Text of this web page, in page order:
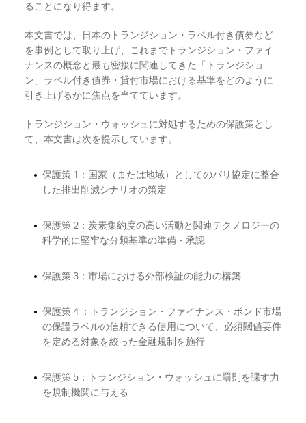
ることになり得ます。
本文書では、日本のトランジション・ラベル付き債券など
を事例として取り上げ、これまでトランジション・ファイ
ナンスの概念と最も密接に関連してきた「トランジショ
ン」ラベル付き債券・貸付市場における基準をどのように
引き上げるかに焦点を当てています。
トランジション・ウォッシュに対処するための保護策とし
て、本文書は次を提示しています。
保護策 1
：国家（または地域）としてのパリ協定に整合
した排出削減シナリオの策定
保護策 2：炭素集約度の高い活動と関連テクノロジーの
科学的に堅牢な分類基準の準備・承認
保護策 3：市場における外部検証の能力の構築
保護策 4
：トランジション・ファイナンス・ボンド市場
の保護ラベルの信頼できる使用について、必須閾値要件
を定める対象を絞った金融規制を施行
保護策 5：トランジション・ウォッシュに罰則を課す力
を規制機関に与える